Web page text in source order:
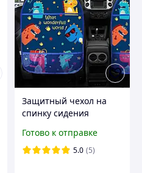
Защитный чехол на
спинку сидения
Дино арт 60010
Готово к отправке
5.0 (5)